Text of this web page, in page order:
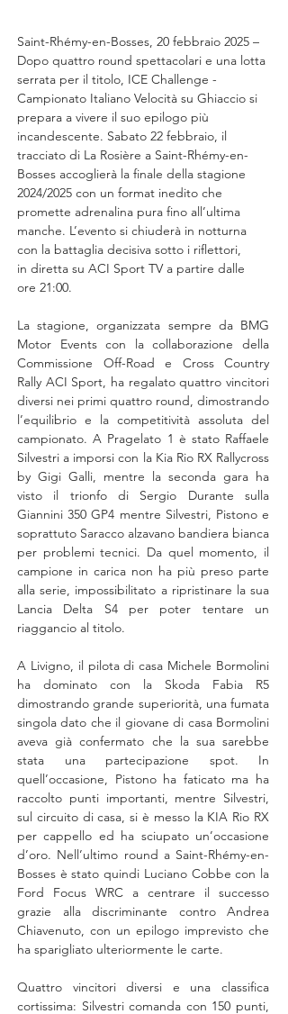
Saint-Rhémy-en-Bosses, 20 febbraio 2025 –
Dopo quattro round spettacolari e una lotta
serrata per il titolo, ICE Challenge -
Campionato Italiano Velocità su Ghiaccio si
prepara a vivere il suo epilogo più
incandescente. Sabato 22 febbraio, il
tracciato di La Rosière a Saint-Rhémy-en-
Bosses accoglierà la finale della stagione
2024/2025 con un format inedito che
promette adrenalina pura fino all’ultima
manche. L’evento si chiuderà in notturna
con la battaglia decisiva sotto i riflettori,
in diretta su ACI Sport TV a partire dalle
ore 21:00.
La stagione, organizzata sempre da BMG
Motor Events con la collaborazione della
Commissione Off-Road e Cross Country
Rally ACI Sport, ha regalato quattro vincitori
diversi nei primi quattro round, dimostrando
l’equilibrio e la competitività assoluta del
campionato. A Pragelato 1 è stato Raffaele
Silvestri a imporsi con la Kia Rio RX Rallycross
by Gigi Galli, mentre la seconda gara ha
visto il trionfo di Sergio Durante sulla
Giannini 350 GP4 mentre Silvestri, Pistono e
soprattuto Saracco alzavano bandiera bianca
per problemi tecnici. Da quel momento, il
campione in carica non ha più preso parte
alla serie, impossibilitato a ripristinare la sua
Lancia Delta S4 per poter tentare un
riaggancio al titolo.
A Livigno, il pilota di casa Michele Bormolini
ha dominato con la Skoda Fabia R5
dimostrando grande superiorità, una fumata
singola dato che il giovane di casa Bormolini
aveva già confermato che la sua sarebbe
stata una partecipazione spot. In
quell’occasione, Pistono ha faticato ma ha
raccolto punti importanti, mentre Silvestri,
sul circuito di casa, si è messo la KIA Rio RX
per cappello ed ha sciupato un’occasione
d’oro. Nell’ultimo round a Saint-Rhémy-en-
Bosses è stato quindi Luciano Cobbe con la
Ford Focus WRC a centrare il successo
grazie alla discriminante contro Andrea
Chiavenuto, con un epilogo imprevisto che
ha sparigliato ulteriormente le carte.
Quattro vincitori diversi e una classifica
cortissima: Silvestri comanda con 150 punti,